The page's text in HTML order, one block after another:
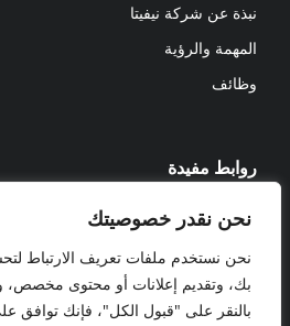
نحن نقدر خصوصيتك
نحن نستخدم ملفات تعريف الارتباط
بك، وتقديم إعلانات أو محتوى مخصص،
بالنقر على "قبول الكل"، فإنك توافق
نبذة عن شركة نيفيتا
المهمة والرؤية
وظائف
روابط مفيدة
المشاريع
مدونة
© NEVITA 2023 ALL RIGHTS
RESERVED